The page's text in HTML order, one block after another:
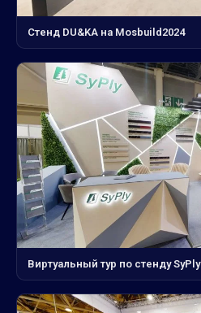
Стенд DU&KA на Mosbuild2024
Виртуальный тур по стенду SyPly